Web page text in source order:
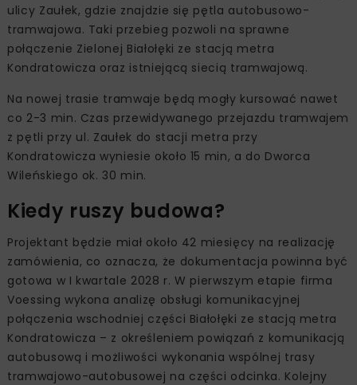
ulicy Zaułek, gdzie znajdzie się pętla autobusowo-
tramwajowa. Taki przebieg pozwoli na sprawne
połączenie Zielonej Białołęki ze stacją metra
Kondratowicza oraz istniejącą siecią tramwajową.
Na nowej trasie tramwaje będą mogły kursować nawet
co 2-3 min. Czas przewidywanego przejazdu tramwajem
z pętli przy ul. Zaułek do stacji metra przy
Kondratowicza wyniesie około 15 min, a do Dworca
Wileńskiego ok. 30 min.
Kiedy ruszy budowa?
Projektant będzie miał około 42 miesięcy na realizację
zamówienia, co oznacza, że dokumentacja powinna być
gotowa w I kwartale 2028 r. W pierwszym etapie firma
Voessing wykona analizę obsługi komunikacyjnej
połączenia wschodniej części Białołęki ze stacją metra
Kondratowicza – z określeniem powiązań z komunikacją
autobusową i możliwości wykonania wspólnej trasy
tramwajowo-autobusowej na części odcinka. Kolejny